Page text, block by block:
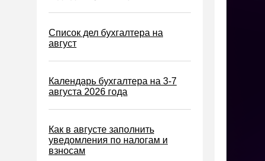
Водный налог
Экологический налог
Налог на игорный бизнес
Акцизы
Возврат и зачет налогов
Налоговые проверки
Список дел бухгалтера на
август
Календарь бухгалтера на 3-7
августа 2026 года
Как в августе заполнить
уведомления по налогам и
взносам